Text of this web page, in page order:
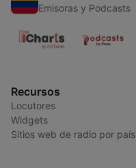
Emisoras y Podcasts
Recursos
Locutores
Widgets
Sitios web de radio por país